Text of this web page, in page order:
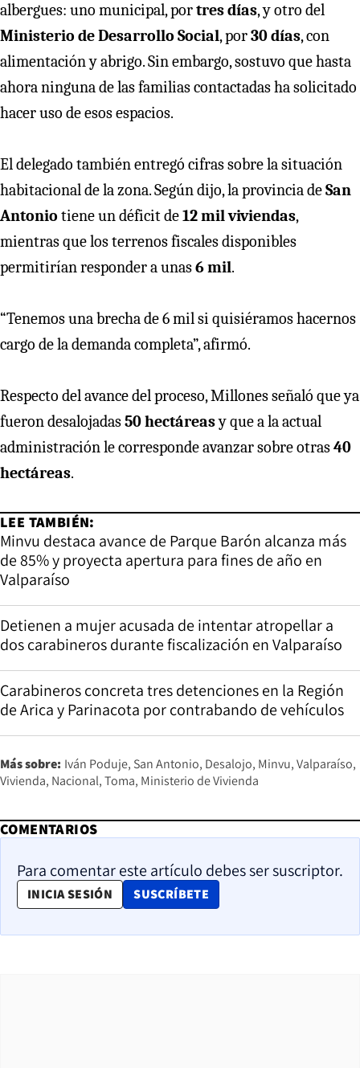
albergues: uno municipal, portres días, y otro del
Ministerio de Desarrollo Social, por30 días, con
alimentación y abrigo. Sin embargo, sostuvo que hasta
ahora ninguna de las familias contactadas ha solicitado
hacer uso de esos espacios.
El delegado también entregó cifras sobre la situación
habitacional de la zona. Según dijo, la provincia deSan
Antonio tiene un déficit de12 mil viviendas,
mientras que los terrenos fiscales disponibles
permitirían responder a unas6 mil.
“Tenemos una brecha de 6 mil si quisiéramos hacernos
cargo de la demanda completa”, afirmó.
Respecto del avance del proceso, Millones señaló que ya
fueron desalojadas50 hectáreasy que a la actual
administración le corresponde avanzar sobre otras40
hectáreas.
LEE TAMBIÉN:
Minvu destaca avance de Parque Barón alcanza más
de 85% y proyecta apertura para fines de año en
Valparaíso
Detienen a mujer acusada de intentar atropellar a
dos carabineros durante fiscalización en Valparaíso
Carabineros concreta tres detenciones en la Región
de Arica y Parinacota por contrabando de vehículos
Más sobre: Iván Poduje San Antonio Desalojo Minvu Valparaíso
Vivienda Nacional Toma Ministerio de Vivienda
COMENTARIOS
Para comentar este artículo debes ser suscriptor.
INICIA SESIÓN SUSCRÍBETE
OPENS IN NEW WINDOW